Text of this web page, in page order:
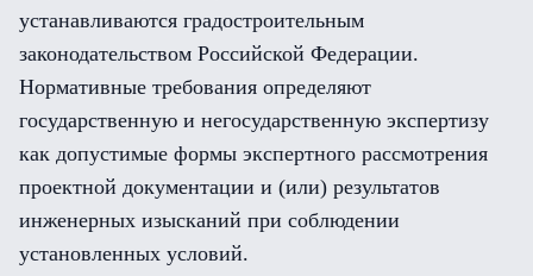
устанавливаются градостроительным
законодательством Российской Федерации.
Нормативные требования определяют
государственную и негосударственную экспертизу
как допустимые формы экспертного рассмотрения
проектной документации и (или) результатов
инженерных изысканий при соблюдении
установленных условий.